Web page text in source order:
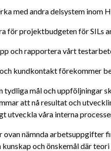
med andra delsystem inom
för projektbudgeten för SILs
och rapportera vårt
kundkontakt förekommer
tydliga mål och uppföljningar
att nå resultat och
utveckla våra interna
ovan nämnda arbetsuppgifter
och önskemål där